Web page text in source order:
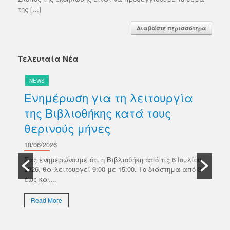
της […]
Διαβάστε περισσότερα
Τελευταία Νέα
NEWS
Ενημέρωση για τη λειτουργία
της Βιβλιοθήκης κατά τους
θερινούς μήνες
18/06/2026
Σας ενημερώνουμε ότι η Βιβλιοθήκη από τις 6 Ιουλίου
2026, θα λειτουργεί 9:00 με 15:00. Το διάστημα από 3
έως και...
Read More